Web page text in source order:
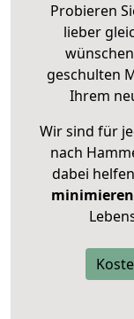
Probieren
lieber
geschulten
Ihrem
Wir sind für
nach
dabei
minimieren